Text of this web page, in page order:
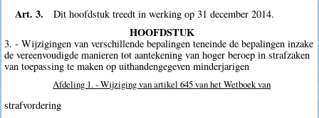
Art. 3. Dit hoofdstuk treedt in werking op 31 december 2014.
HOOFDSTUK
3. - Wijzigingen van verschillende bepalingen teneinde de bepalingen inzake
de vereenvoudigde manieren tot aantekening van hoger beroep in strafzaken
van toepassing te maken op uithandengegeven minderjarigen
Afdeling 1. - Wijziging van artikel 645 van het Wetboek van
strafvordering